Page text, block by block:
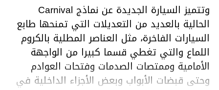
وتتميز السيارة الجديدة عن نماذج Carnival
الحالية بالعديد من التعديلات التي تمنحها طابع
السيارات الفاخرة، مثل العناصر المطلية بالكروم
اللماع والتي تغطي قسما كبيرا من الواجهة
الأمامية وممتصات الصدمات وفتحات العوادم
وحتى قبضات الأبواب وبعض الأجزاء الداخلية في